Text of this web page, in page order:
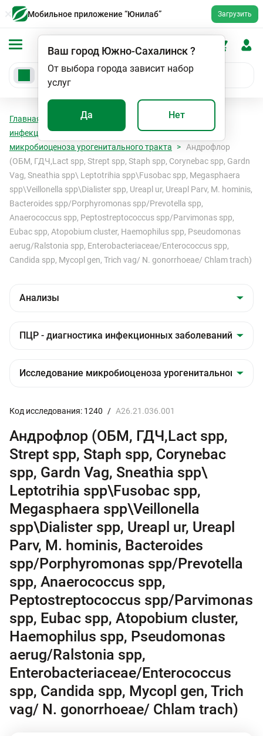
Мобильное приложение “Юнилаб” Загрузить
Ваш город Южно-Сахалинск?
От выбора города зависит набор
услуг
Да Нет
Главная Анализы
ПЦР - диагностика
инфекционных заболеваний
Исследование
микробиоценоза урогенитального тракта
Андрофлор
(ОБМ, ГДЧ,Lact spp, Strept spp, Staph spp, Corynebac spp, Gardn
Vag, Sneathia spp\ Leptotrihia spp\Fusobac spp, Megasphaera
spp\Veillonella spp\Dialister spp, Ureapl ur, Ureapl Parv, M. hominis,
Bacteroides spp/Porphyromonas spp/Prevotella spp,
Anaerococcus spp, Peptostreptococcus spp/Parvimonas spp,
Eubac spp, Atopobium cluster, Haemophilus spp, Pseudomonas
aerug/Ralstonia spp, Enterobacteriaceae/Enterococcus spp,
Candida spp, Mycopl gen, Trich vag/ N. gonorrhoeae/ Chlam trach)
Код исследования: 1240 / A26.21.036.001
Андрофлор (ОБМ, ГДЧ,Lact spp,
Strept spp, Staph spp, Corynebac
spp, Gardn Vag, Sneathia spp\
Leptotrihia spp\Fusobac spp,
Megasphaera spp\Veillonella
spp\Dialister spp, Ureapl ur, Ureapl
Parv, M. hominis, Bacteroides
spp/Porphyromonas spp/Prevotella
spp, Anaerococcus spp,
Peptostreptococcus spp/Parvimonas
spp, Eubac spp, Atopobium cluster,
Haemophilus spp, Pseudomonas
aerug/Ralstonia spp,
Enterobacteriaceae/Enterococcus
spp, Candida spp, Mycopl gen, Trich
vag/ N. gonorrhoeae/ Chlam trach)